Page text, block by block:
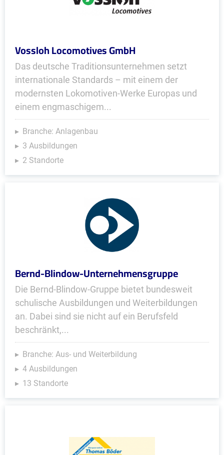
Vossloh Locomotives GmbH
Das deutsche Traditionsunternehmen setzt
internationale Standards – mit einem der
modernsten Lokomotiven-Werke Europas und
einem engmaschigem...
Branche: Anlagenbau
3 Ausbildungen
2 Standorte
Bernd-Blindow-Unternehmensgruppe
Die Bernd-Blindow-Gruppe bietet bundesweit
schulische Ausbildungen und Weiterbildungen
an. Dabei sind sie nicht auf ein Berufsfeld
beschränkt,...
Branche: Aus- und Weiterbildung
4 Ausbildungen
13 Standorte